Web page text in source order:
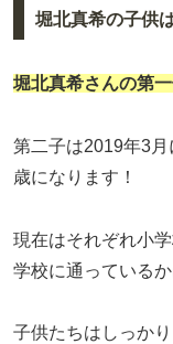
堀北真希の子供
堀北真希さんの第
第二子は2019年3
歳になります！
現在はそれぞれ小
学校に通っている
子供たちはしっか